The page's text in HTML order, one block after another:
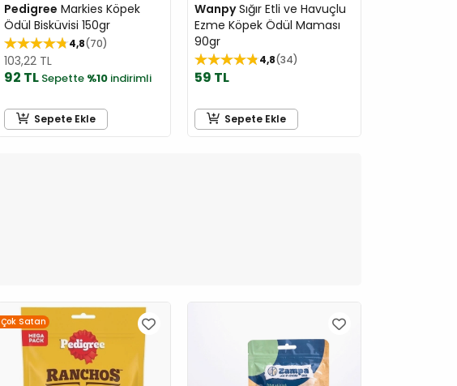
Pedigree Markies Köpek
Ödül Bisküvisi 150gr
4,8 70
103,22 TL
92 TLSepette %10indirimli
Sepete Ekle
WanpySığır Etli ve Havuçlu
Ezme Köpek Ödül Maması
90gr
4,8 34
59 TL
Sepete Ekle
Çok Satan